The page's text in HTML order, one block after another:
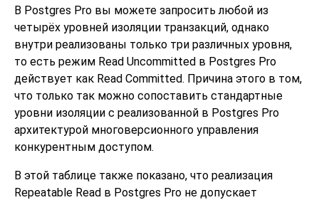
В Postgres Pro вы можете запросить любой из
четырёх уровней изоляции транзакций, однако
внутри реализованы только три различных уровня,
то есть режим Read Uncommitted в Postgres Pro
действует как Read Committed. Причина этого в том,
что только так можно сопоставить стандартные
уровни изоляции с реализованной в Postgres Pro
архитектурой многоверсионного управления
конкурентным доступом.
В этой таблице также показано, что реализация
Repeatable Read в Postgres Pro не допускает